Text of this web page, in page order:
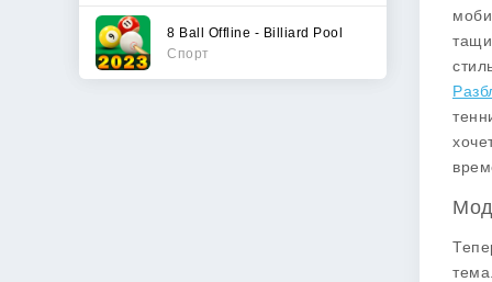
8 Ball Offline - Billiard Pool
Спорт